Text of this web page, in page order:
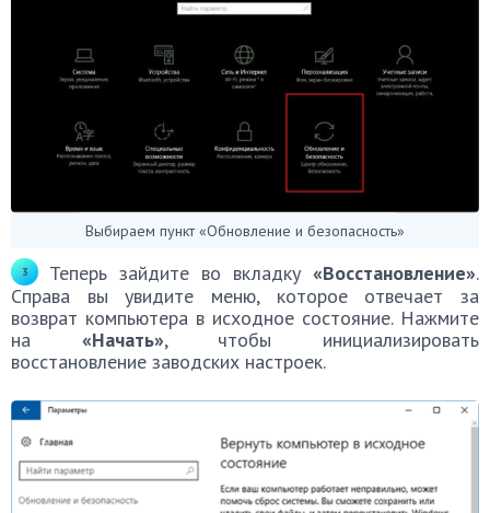
Выбираем пункт «Обновление и безопасность»
Теперь зайдите во вкладку «Восстановление».
Справа вы увидите меню, которое отвечает за
возврат компьютера в исходное состояние. Нажмите
на «Начать», чтобы инициализировать
восстановление заводских настроек.